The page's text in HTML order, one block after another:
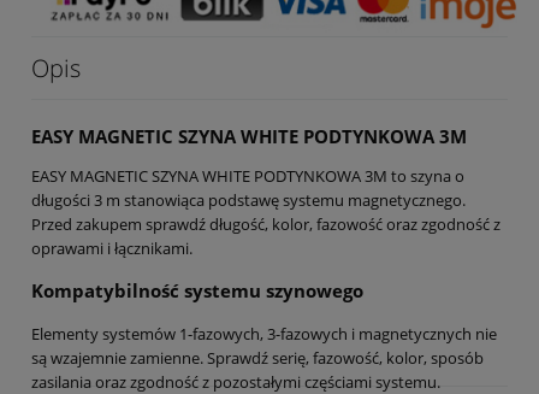
Opis
EASY MAGNETIC SZYNA WHITE PODTYNKOWA 3M
EASY MAGNETIC SZYNA WHITE PODTYNKOWA 3M to szyna o
długości 3 m stanowiąca podstawę systemu magnetycznego.
Przed zakupem sprawdź długość, kolor, fazowość oraz zgodność z
oprawami i łącznikami.
Kompatybilność systemu szynowego
Elementy systemów 1-fazowych, 3-fazowych i magnetycznych nie
są wzajemnie zamienne. Sprawdź serię, fazowość, kolor, sposób
zasilania oraz zgodność z pozostałymi częściami systemu.